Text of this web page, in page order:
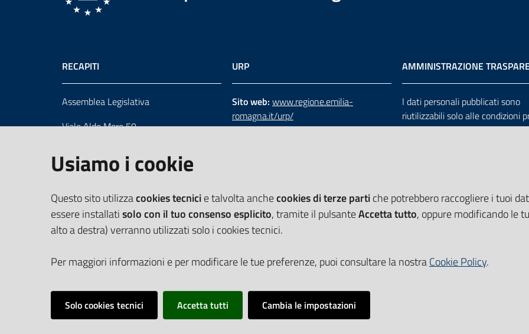
RECAPITI
Assemblea Legislativa
Viale Aldo Moro 50
Centralino 051 5275226
Cerca telefoni e indirizzi
URP
Sito web: www.regione.emilia-
romagna.it/urp/
Numero verde:800.66.22.00
AMMINISTRAZIONE
I dati personali pubblicati sono
riutilizzabili solo alle condizioni
dalla direttiva comunitaria
Vai alla pagina
Usiamo i cookie
Questo sito utilizzacookies tecnicie talvolta anchecookies di terze partiche potrebbero raccogliere i tuoi
essere installatisolo con il tuo consenso esplicito, tramite il pulsanteAccetta tutto, oppure modificando le
alto a destra) verranno utilizzati solo i cookies tecnici.
Per maggiori informazioni e per modificare le tue preferenze, puoi consultare la nostraCookie Policy.
Solo cookies tecnici Accetta tutti Cambia le impostazioni